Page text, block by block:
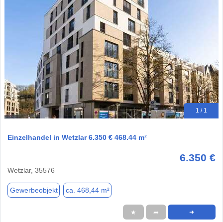
1 / 1
Einzelhandel in Wetzlar 6.350 € 468.44 m²
6.350 €
Wetzlar, 35576
Gewerbeobjekt ca. 468,44 m²
★ ➦ ➜